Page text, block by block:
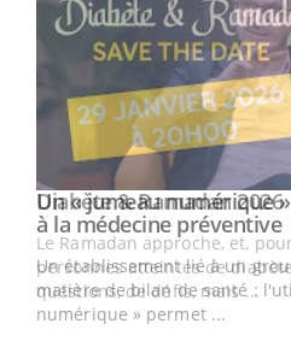
Youtube
Un « jumeau numérique
à la médecine préventive
Un établissement lié à un
matière de bilan de santé :
numérique » permet ...